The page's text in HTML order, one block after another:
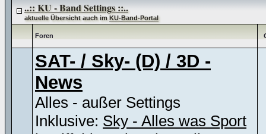
..:: KU - Band Settings ::..
aktuelle Übersicht auch imKU-Band-Portal
Foren
SAT- / Sky- (D) / 3D -
News
Alles - außer Settings
Inklusive: Sky - Alles was Sport